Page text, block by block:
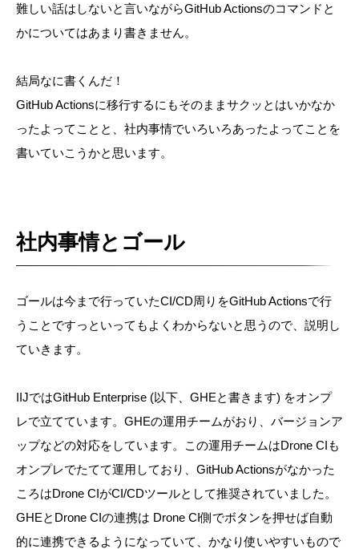
難しい話はしないと言いながらGitHub Actionsのコマンドと
かについてはあまり書きません。
結局なに書くんだ！
GitHub Actionsに移行するにもそのままサクッとはいかなか
ったよってことと、社内事情でいろいろあったよってことを
書いていこうかと思います。
社内事情とゴール
ゴールは今まで行っていたCI/CD周りをGitHub Actionsで行
うことですっといってもよくわからないと思うので、説明し
ていきます。
IIJではGitHub Enterprise (以下、GHEと書きます) をオンプ
レで立てています。GHEの運用チームがおり、バージョンア
ップなどの対応をしています。この運用チームはDrone CIも
オンプレでたてて運用しており、GitHub Actionsがなかった
ころはDrone CIがCI/CDツールとして推奨されていました。
GHEとDrone CIの連携は Drone CI側でボタンを押せば自動
的に連携できるようになっていて、かなり使いやすいもので